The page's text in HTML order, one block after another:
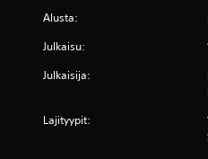
Alusta:
Julkaisu:
Julkaisija:
Lajityypit: